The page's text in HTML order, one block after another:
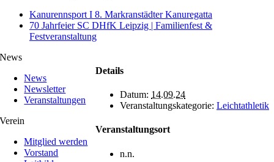
Kanurennsport I 8. Markranstädter Kanuregatta
70 Jahrfeier SC DHfK Leipzig | Familienfest &
Festveranstaltung
Details
Datum: 14.09.24
Veranstaltungskategorie: Leichtathletik
Veranstaltungsort
n.n.
News
News
Newsletter
Veranstaltungen
Verein
Mitglied werden
Vorstand